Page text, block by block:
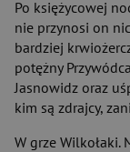
Po księżycowej
nie przynosi on
bardziej
potężny
Jasnowidz oraz
kim są zdrajcy,
W grze Wilkołaki.